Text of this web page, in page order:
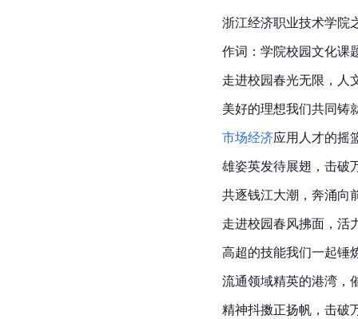
浙江经济职业技术学院
作词：学院校园文化课
走进校园春光无限，人
美好的理想我们共同铸
市场经济应用人才的摇
雄姿英发待展翅，击破
共逐钱江大潮， 奔涌向
走进校园春风拂面，活
高超的技能我们一起锤
流通领域精英的港湾，
精神抖擞正扬帆 ，击破